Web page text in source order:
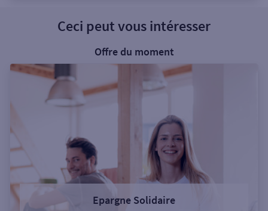
Ceci peut vous intéresser
Offre du moment
Epargne Solidaire